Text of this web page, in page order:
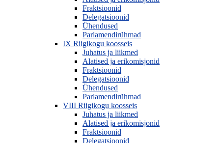
Fraktsioonid
Delegatsioonid
Ühendused
Parlamendirühmad
IX Riigikogu koosseis
Juhatus ja liikmed
Alatised ja erikomisjonid
Fraktsioonid
Delegatsioonid
Ühendused
Parlamendirühmad
VIII Riigikogu koosseis
Juhatus ja liikmed
Alatised ja erikomisjonid
Fraktsioonid
Delegatsioonid